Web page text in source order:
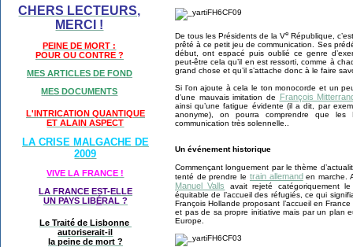
CHERS LECTEURS,
MERCI !
PEINE DE MORT :
POUR OU CONTRE ?
MES ARTICLES DE FOND
MES DOCUMENTS
L'INTRICATION QUANTIQUE
ET ALAIN ASPECT
LA CRISE MALGACHE DE
2009
VIVE LA FRANCE !
LA FRANCE EST-ELLE
UN PAYS LIBÉRAL ?
Le Traité de Lisbonne
autoriserait-il
la peine de mort ?
De tous les Présidents de la Ve République,
prêté à ce petit jeu de communication. Ses
début, ont espacé puis oublié ce genre
peut-être cela qu’il en est ressorti, comme à
grand chose et qu’il s’attache donc à le faire
Si l’on ajoute à cela le ton monocorde et un
d’une mauvais imitation de
François
ainsi qu’une fatigue évidente (il a dit, par
anonyme), on pourra comprendre que les
communication très solennelle..
Un événement historique
Commençant longuement par le thème
tenté de prendre le train allemand en marche.
Manuel Valls
avait rejeté catégoriquement
équitable de l’accueil des réfugiés, ce qui
François Hollande proposant l’accueil en
et pas de sa propre initiative mais par un plan
Europe.